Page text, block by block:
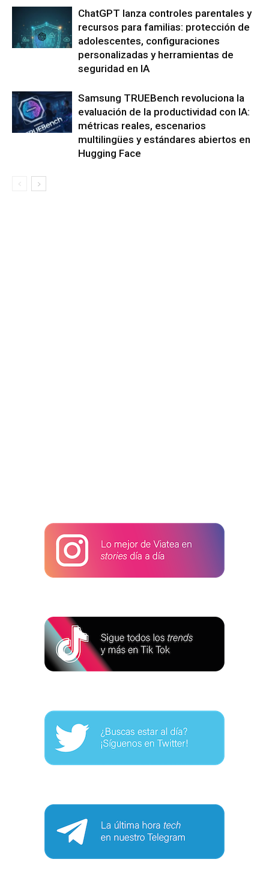
ChatGPT lanza controles parentales y
recursos para familias: protección de
adolescentes, configuraciones
personalizadas y herramientas de
seguridad en IA
Samsung TRUEBench revoluciona la
evaluación de la productividad con IA:
métricas reales, escenarios
multilingües y estándares abiertos en
Hugging Face